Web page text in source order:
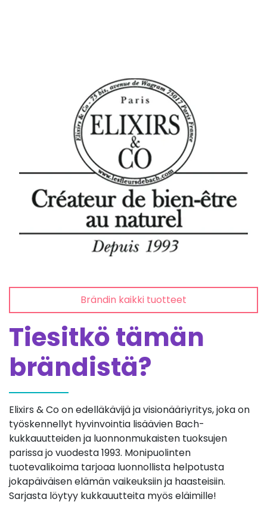
Brändin kaikki tuotteet
Tiesitkö tämän
brändistä?
Elixirs & Co on edelläkävijä ja visionääriyritys, joka on
työskennellyt hyvinvointia lisäävien Bach-
kukkauutteiden ja luonnonmukaisten tuoksujen
parissa jo vuodesta 1993. Monipuolinten
tuotevalikoima tarjoaa luonnollista helpotusta
jokapäiväisen elämän vaikeuksiin ja haasteisiin.
Sarjasta löytyy kukkauutteita myös eläimille!